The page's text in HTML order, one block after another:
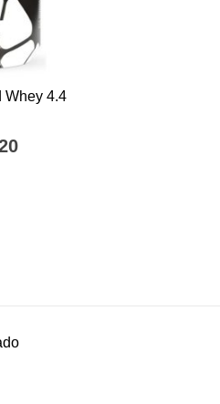
Whey 4.4
original era: $94.30.